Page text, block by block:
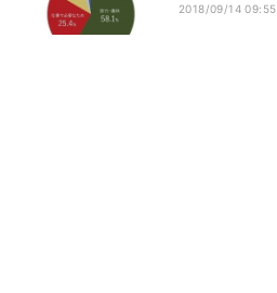
2018/09/14 09:55